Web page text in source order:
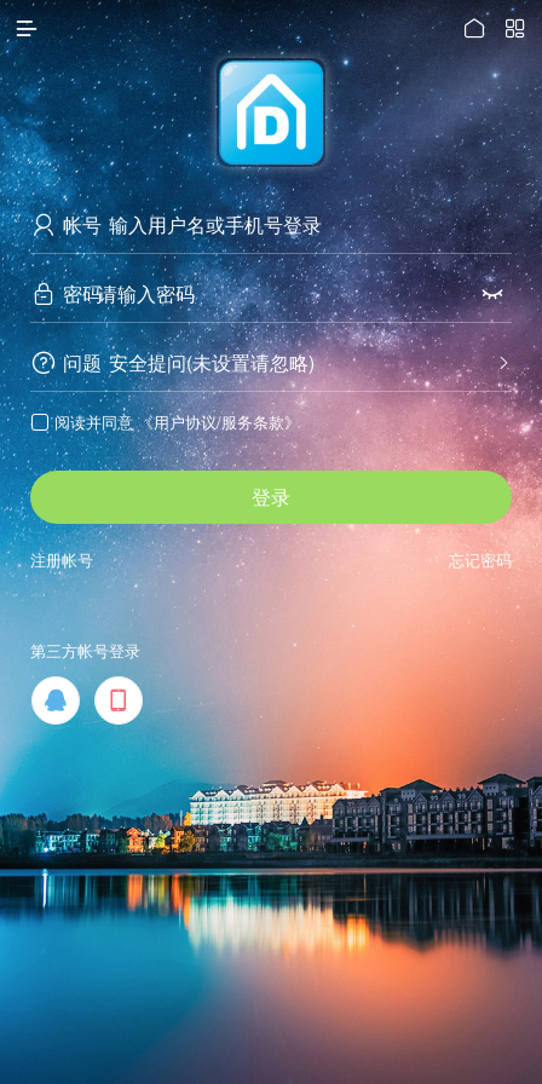

访问电脑版
 

 帐号
 密码 
 问题 
安全提问(未设置请忽略)
 阅读并同意 《用户协议/服务条款》
登录
忘记密码
注册帐号
第三方帐号登录
 